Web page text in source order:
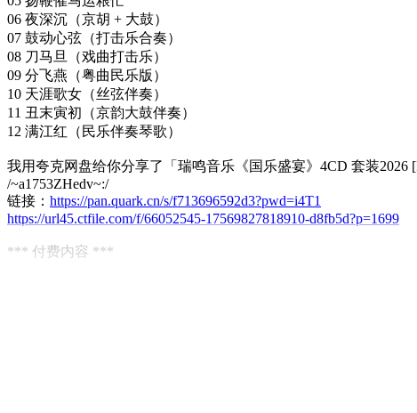
06 夜深沉（京胡 + 大鼓）
07 鼓动心弦（打击乐合奏）
08 刀马旦（戏曲打击乐）
09 分飞燕（粤曲民乐版）
10 天涯歌女（丝弦伴奏）
11 丑末寅初（京韵大鼓伴奏）
12 满江红（民乐伴奏琴歌）
我用夸克网盘给你分享了「瑞鸣音乐《国乐盛宴》4CD 套装2026
/~a1753ZHedv~:/
链接： https://pan.quark.cn/s/f713696592d3?pwd=i4T1
https://url45.ctfile.com/f/66052545-17569827818910-d8fb5d?p=1699
*** 付费内容 ***